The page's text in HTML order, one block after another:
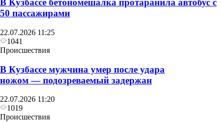
В Кузбассе бетономешалка протаранила автобус с
50 пассажирами
22.07.2026 11:25
1041
Происшествия
В Кузбассе мужчина умер после удара
ножом — подозреваемый задержан
22.07.2026 11:20
1019
Происшествия